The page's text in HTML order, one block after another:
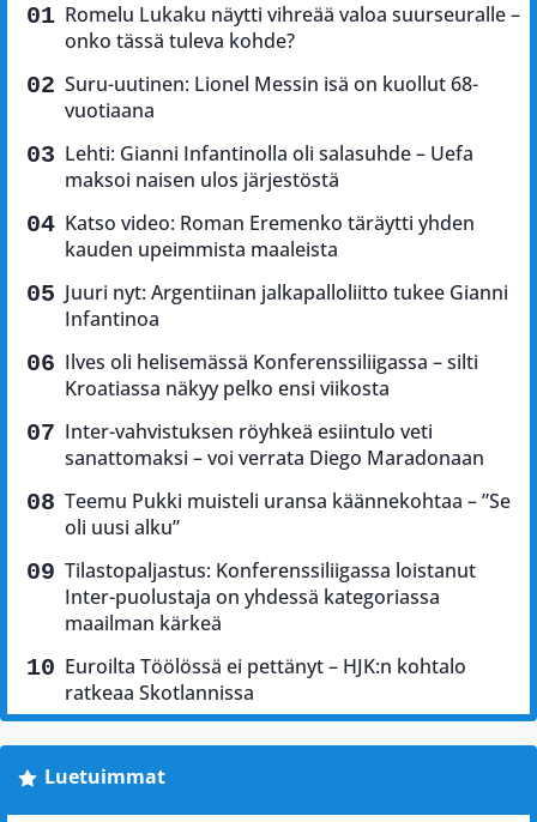
Romelu Lukaku näytti vihreää valoa suurseuralle –
onko tässä tuleva kohde?
Suru-uutinen: Lionel Messin isä on kuollut 68-
vuotiaana
Lehti: Gianni Infantinolla oli salasuhde – Uefa
maksoi naisen ulos järjestöstä
Katso video: Roman Eremenko täräytti yhden
kauden upeimmista maaleista
Juuri nyt: Argentiinan jalkapalloliitto tukee Gianni
Infantinoa
Ilves oli helisemässä Konferenssiliigassa – silti
Kroatiassa näkyy pelko ensi viikosta
Inter-vahvistuksen röyhkeä esiintulo veti
sanattomaksi – voi verrata Diego Maradonaan
Teemu Pukki muisteli uransa käännekohtaa – ”Se
oli uusi alku”
Tilastopaljastus: Konferenssiliigassa loistanut
Inter-puolustaja on yhdessä kategoriassa
maailman kärkeä
Euroilta Töölössä ei pettänyt – HJK:n kohtalo
ratkeaa Skotlannissa
Luetuimmat